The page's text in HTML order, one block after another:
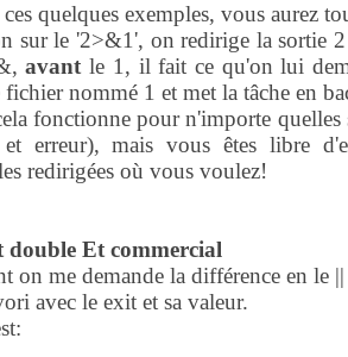
ces quelques exemples, vous aurez
sur le '2>&1', on redirige la sortie
avantle 1, il fait ce qu'on lui
fichier nommé 1 et met la tâche en
fonctionne pour n'importe quelles
erreur), mais vous êtes libre
redirigées où vous voulez!
double Et commercial
on me demande la différence en le
avec le exit et sa valeur.